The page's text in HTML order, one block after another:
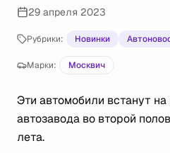
29 апреля 2023
Рубрики: Новинки
Марки: Москвич
Эти автомобили встанут на
автозавода во второй
лета.